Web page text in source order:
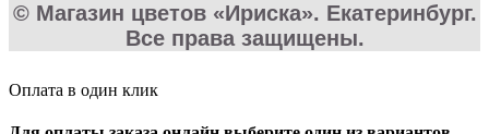
© Магазин цветов «Ириска». Екатеринбург.
Все права защищены.
Оплата в один клик